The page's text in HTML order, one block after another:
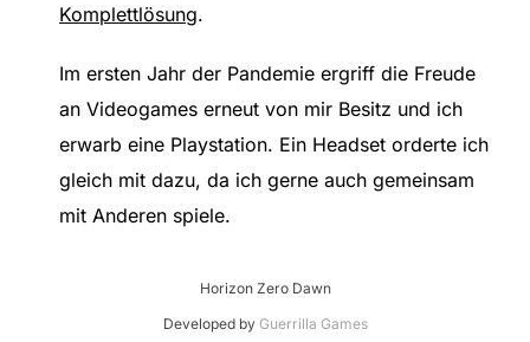
Komplettlösung.
Im ersten Jahr der Pandemie ergriff die Freude
an Videogames erneut von mir Besitz und ich
erwarb eine Playstation. Ein Headset orderte ich
gleich mit dazu, da ich gerne auch gemeinsam
mit Anderen spiele.
Horizon Zero Dawn
Developed by Guerrilla Games